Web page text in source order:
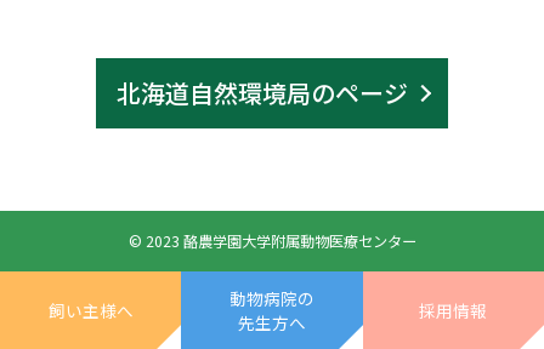
北海道自然環境局のページ
© 2023 酪農学園大学附属動物医療センター
飼い主様へ
動物病院の
先生方へ
採用情報